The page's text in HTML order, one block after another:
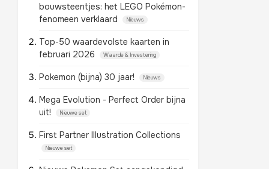
bouwsteentjes: het LEGO Pokémon-
fenomeen verklaard
Nieuws
Top-50 waardevolste kaarten in
februari 2026
Waarde & Investering
Pokemon (bijna) 30 jaar! Nieuws
Mega Evolution - Perfect Order bijna
uit!
Nieuwe set
First Partner Illustration Collections
Nieuwe set